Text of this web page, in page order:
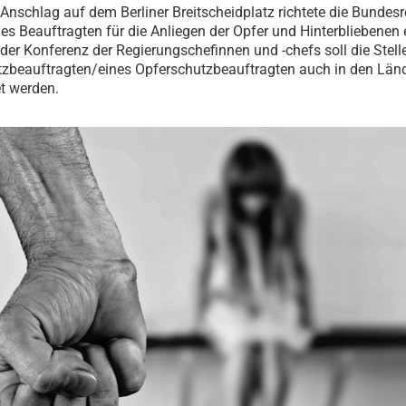
auf dem Berliner Breitscheidplatz richtete die
Beauftragten für die Anliegen der Opfer und Hinterbliebenen
Konferenz der Regierungschefinnen und -chefs soll die
eines Opferschutzbeauftragten auch in den
werden.